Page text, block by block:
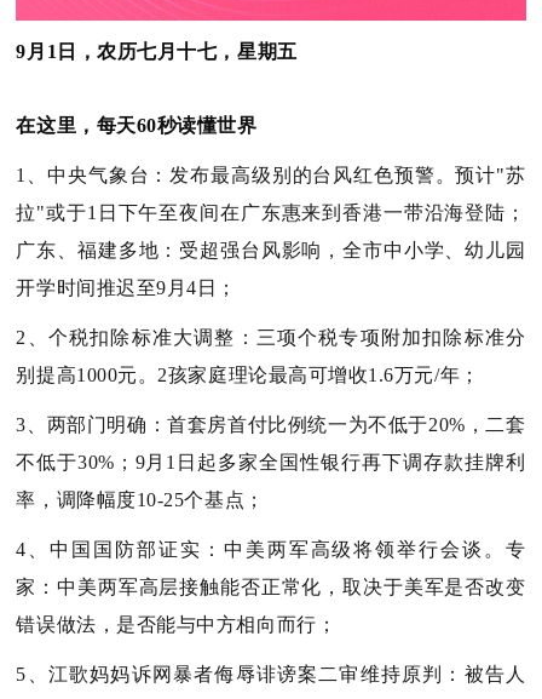
9月1日，农历七月十七，星期五
在这里，每天60秒读懂世界
1、中央气象台：发布最高级别的台风红色预警。预计"苏
拉"或于1日下午至夜间在广东惠来到香港一带沿海登陆；
广东、福建多地：受超强台风影响，全市中小学、幼儿园
开学时间推迟至9月4日；
2、个税扣除标准大调整：三项个税专项附加扣除标准分
别提高1000元。2孩家庭理论最高可增收1.6万元/年；
3、两部门明确：首套房首付比例统一为不低于20%，二套
不低于30%；9月1日起多家全国性银行再下调存款挂牌利
率，调降幅度10-25个基点；
4、中国国防部证实：中美两军高级将领举行会谈。专
家：中美两军高层接触能否正常化，取决于美军是否改变
错误做法，是否能与中方相向而行；
5、江歌妈妈诉网暴者侮辱诽谤案二审维持原判：被告人